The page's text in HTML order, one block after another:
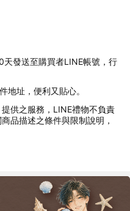
天發送至購買者LINE帳號，行
地址，便利又貼心。
供之服務，LINE禮物不負責
品描述之條件與限制說明，